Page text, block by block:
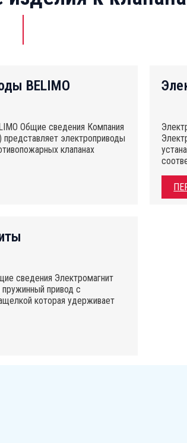
BELIMO
Общие сведения Компания
электроприводы
клапанах
сведения Электромагнит
привод с
которая удерживает